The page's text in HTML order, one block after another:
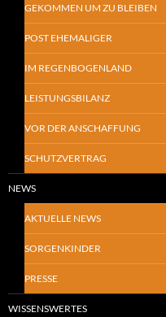
GEKOMMEN UM ZU BLEIBEN
POST EHEMALIGER
IM REGENBOGENLAND
LEISTUNGSBILANZ
VOR DER ANSCHAFFUNG
SCHUTZVERTRAG
NEWS
AKTUELLE NEWS
SORGENKINDER
PRESSE
WISSENSWERTES